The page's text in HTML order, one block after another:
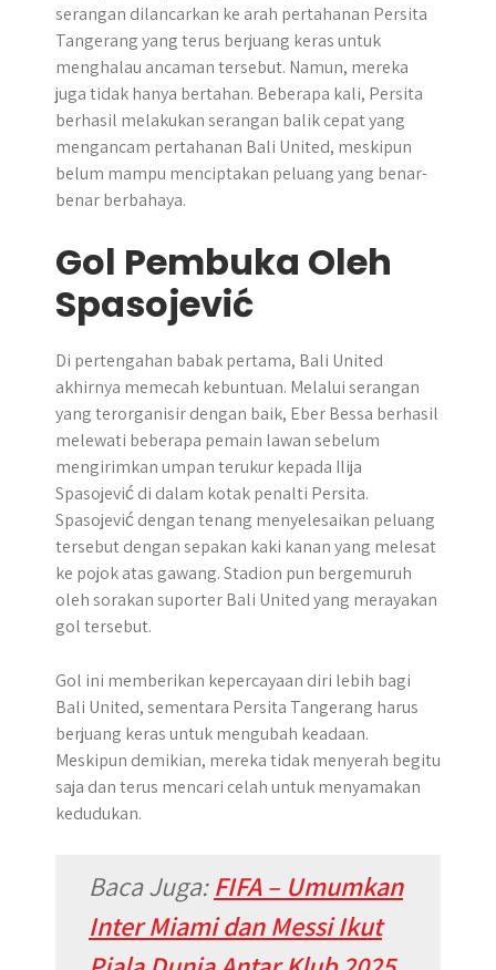
serangan dilancarkan ke arah pertahanan Persita
Tangerang yang terus berjuang keras untuk
menghalau ancaman tersebut. Namun, mereka
juga tidak hanya bertahan. Beberapa kali, Persita
berhasil melakukan serangan balik cepat yang
mengancam pertahanan Bali United, meskipun
belum mampu menciptakan peluang yang benar-
benar berbahaya.
Gol Pembuka Oleh
Spasojević
Di pertengahan babak pertama, Bali United
akhirnya memecah kebuntuan. Melalui serangan
yang terorganisir dengan baik, Eber Bessa berhasil
melewati beberapa pemain lawan sebelum
mengirimkan umpan terukur kepada Ilija
Spasojević di dalam kotak penalti Persita.
Spasojević dengan tenang menyelesaikan peluang
tersebut dengan sepakan kaki kanan yang melesat
ke pojok atas gawang. Stadion pun bergemuruh
oleh sorakan suporter Bali United yang merayakan
gol tersebut.
Gol ini memberikan kepercayaan diri lebih bagi
Bali United, sementara Persita Tangerang harus
berjuang keras untuk mengubah keadaan.
Meskipun demikian, mereka tidak menyerah begitu
saja dan terus mencari celah untuk menyamakan
kedudukan.
Baca Juga: FIFA – Umumkan
Inter Miami dan Messi Ikut